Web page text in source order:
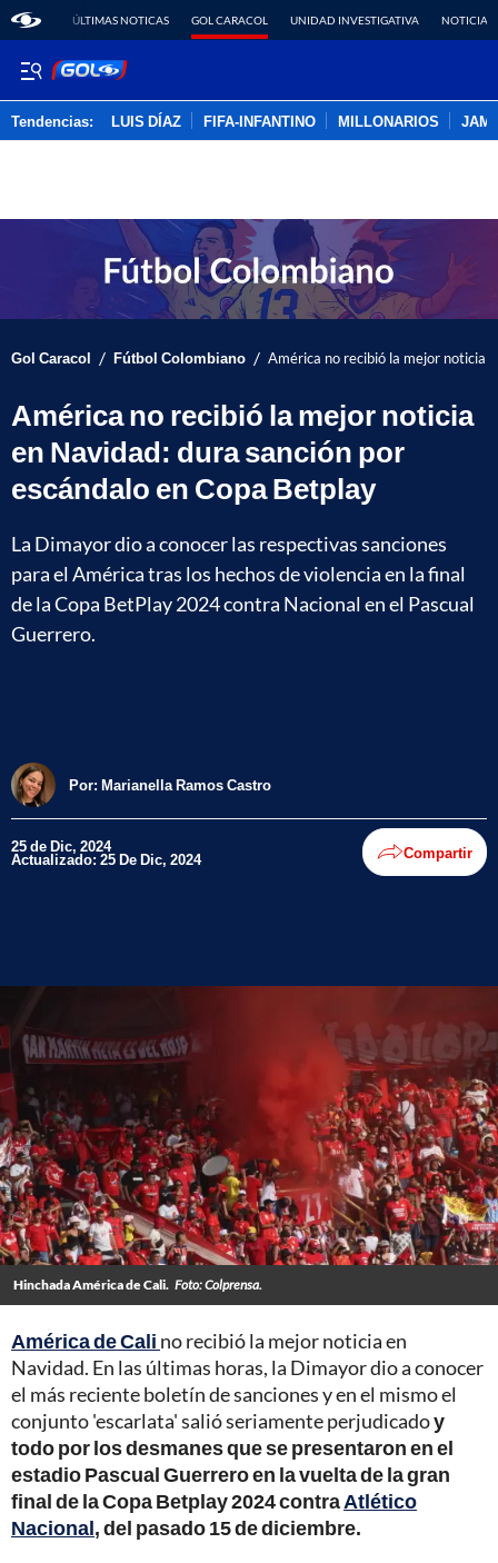
ÚLTIMAS NOTICAS GOL CARACOL UNIDAD INVESTIGATIVA NOTICIAS
Tendencias: LUIS DÍAZ FIFA-INFANTINO MILLONARIOS
Gol Caracol / Fútbol Colombiano / América no recibió la mejor noticia
América no recibió la mejor noticia
en Navidad: dura sanción por
escándalo en Copa Betplay
La Dimayor dio a conocer las respectivas sanciones
para el América tras los hechos de violencia en la final
de la Copa BetPlay 2024 contra Nacional en el Pascual
Guerrero.
Por: Marianella Ramos Castro
25 de Dic, 2024
Actualizado: 25 De Dic, 2024 Compartir
Hinchada América de Cali. Foto: Colprensa.
América de Cali no recibió la mejor noticia en
Navidad. En las últimas horas, la Dimayor dio a conocer
el más reciente boletín de sanciones y en el mismo el
conjunto 'escarlata' salió seriamente perjudicadoy
todo por los desmanes que se presentaron en el
estadio Pascual Guerrero en la vuelta de la gran
final de la Copa Betplay 2024 contraAtlético
Nacional, del pasado 15 de diciembre.